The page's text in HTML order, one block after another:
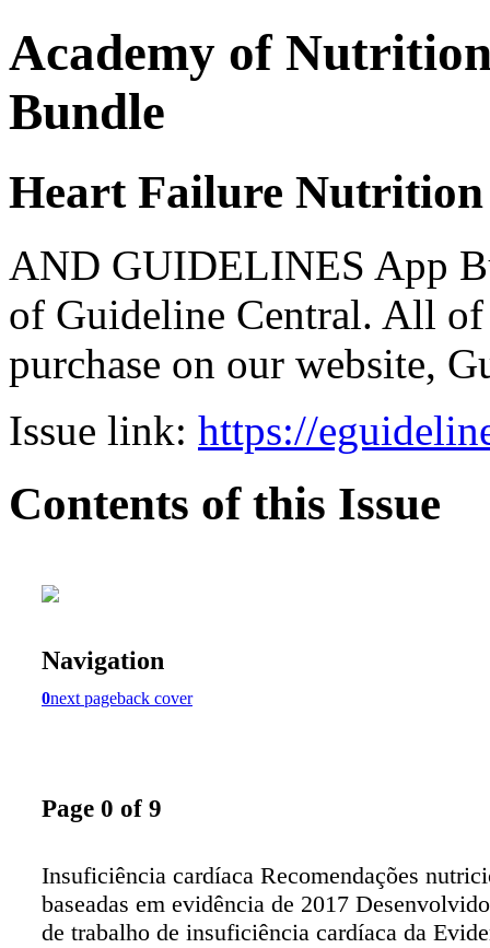
Academy of
Bundle
Heart Failure Nutrition
AND GUIDELINES App
of Guideline Central. All
purchase on our website,
Issue link: https://
Contents of this Issue
Navigation
0next pageback cover
Page 0 of 9
Insuficiência cardíaca Recomendações
baseadas em evidência de 2017
de trabalho de insuficiência cardíaca da